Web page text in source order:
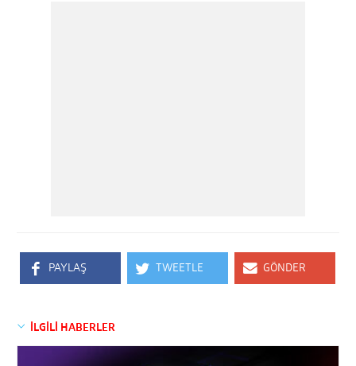
PAYLAŞ TWEETLE GÖNDER
İLGİLİ HABERLER